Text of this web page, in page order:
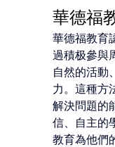
華德福
華德福教育
過積极參與
自然的活動
力。這種方
解決問題的
信、自主的
教育為他們